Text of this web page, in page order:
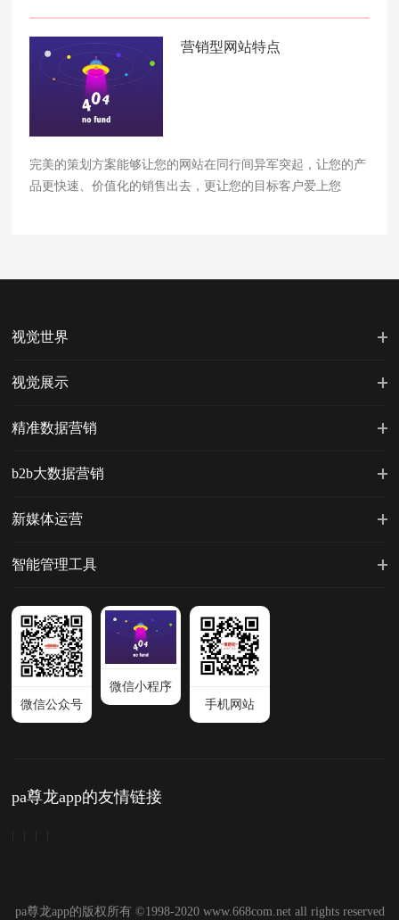
营销型网站特点
完美的策划方案能够让您的网站在同行间异军突起，让您的产
品更快速、价值化的销售出去，更让您的目标客户爱上您
视觉世界
视觉展示
精准数据营销
b2b大数据营销
新媒体运营
智能管理工具
微信公众号
微信小程序
手机网站
pa尊龙app的友情链接
pa尊龙app的版权所有 ©1998-2020 www.668com.net all rights reserved